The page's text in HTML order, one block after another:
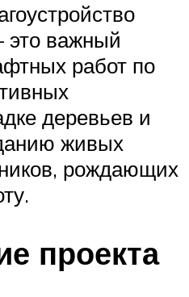
это важный
работ по
деревьев и
живых
рождающих
проекта